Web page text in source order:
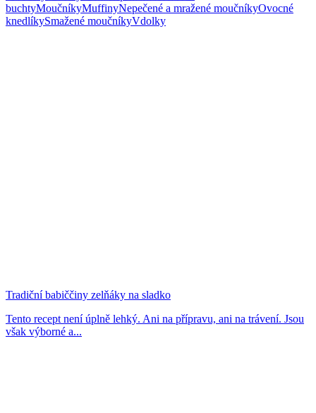
buchtyMoučníkyMuffinyNepečené a mražené moučníkyOvocné
knedlíkySmažené moučníkyVdolky
Tradiční babiččiny zelňáky na sladko
Tento recept není úplně lehký. Ani na přípravu, ani na trávení. Jsou
však výborné a...